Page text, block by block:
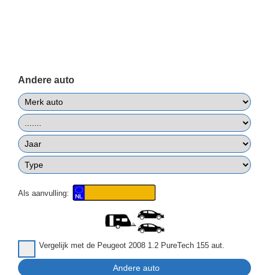
Andere auto
Als aanvulling:
Vergelijk met de Peugeot 2008 1.2 PureTech 155 aut.